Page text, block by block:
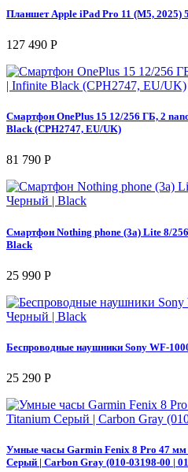
Планшет Apple iPad Pro 11 (M5,
127 490 Р
Смартфон OnePlus 15 12/256 ГБ, 2
Black (CPH2747, EU/UK)
81 790 Р
Смартфон Nothing phone (3a) Lite 8/
Black
25 990 Р
Беспроводные наушники Sony WF-
25 290 Р
Умные часы Garmin Fenix 8 Pro 47
Серый | Carbon Gray (010-03198-00 |